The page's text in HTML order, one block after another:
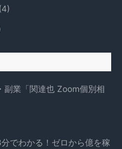
(4)
副業「関達也 Zoom個別相
でわかる！ゼロから億を稼